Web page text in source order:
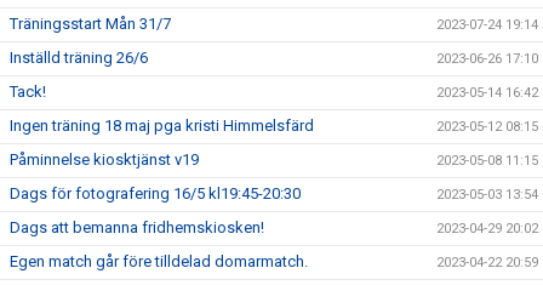
Träningsstart Mån 31/7 2023-07-24 19:14
Inställd träning 26/6 2023-06-26 17:10
Tack! 2023-05-14 16:42
Ingen träning 18 maj pga kristi Himmelsfärd 2023-05-12 08:15
Påminnelse kiosktjänst v19 2023-05-08 11:15
Dags för fotografering 16/5 kl19:45-20:30 2023-05-03 13:54
Dags att bemanna fridhemskiosken! 2023-04-29 20:02
Egen match går före tilldelad domarmatch. 2023-04-22 20:59